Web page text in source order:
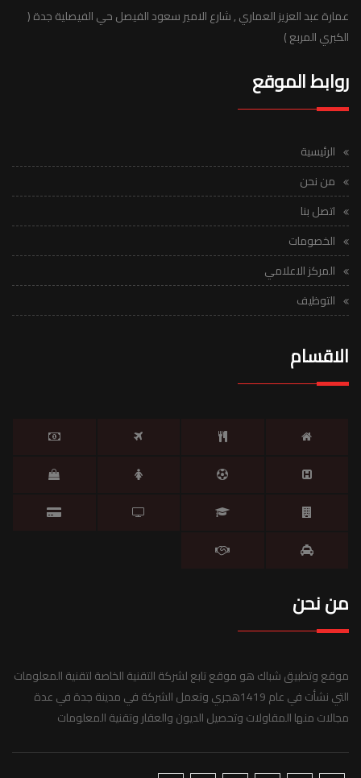
عمارة عبد العزيز العماري , شارع الامير سعود الفيصل حي الفيصلية جدة (
الكبري المربع )
روابط الموقع
الرئيسية
من نحن
اتصل بنا
الخصومات
المركز الاعلامي
التوظيف
الاقسام
من نحن
موقع وتطبيق شباك هو موقع تابع لشركة التقنية الخاصة لتقنية المعلومات
التي نشأت في عام 1419هجري وتعمل الشركة في مدينة جدة في عدة
مجالات منها المقاولات وتحصيل الديون والعقار وتقنية المعلومات